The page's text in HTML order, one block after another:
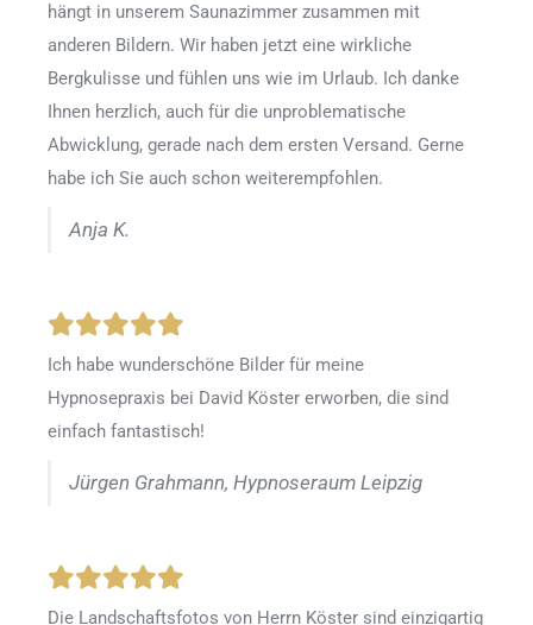
hängt in unserem Saunazimmer zusammen mit
anderen Bildern. Wir haben jetzt eine wirkliche
Bergkulisse und fühlen uns wie im Urlaub. Ich danke
Ihnen herzlich, auch für die unproblematische
Abwicklung, gerade nach dem ersten Versand. Gerne
habe ich Sie auch schon weiterempfohlen.
Anja K.
Ich habe wunderschöne Bilder für meine
Hypnosepraxis bei David Köster erworben, die sind
einfach fantastisch!
Jürgen Grahmann, Hypnoseraum Leipzig
Die Landschaftsfotos von Herrn Köster sind einzigartig